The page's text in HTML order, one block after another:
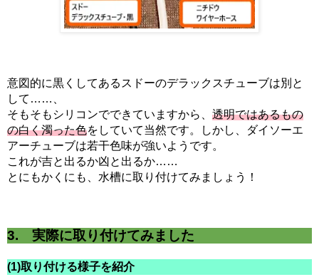
意図的に黒くしてあるスドーのデラックスチューブは別と
して……、
そもそもシリコンでできていますから、 透明ではあるもの
の白く濁った色をしていて当然です。しかし、ダイソーエ
アーチューブは若干色味が強いようです。
これが吉と出るか凶と出るか……
とにもかくにも、水槽に取り付けてみましょう！
3. 実際に取り付けてみました
(1)取り付ける様子を紹介